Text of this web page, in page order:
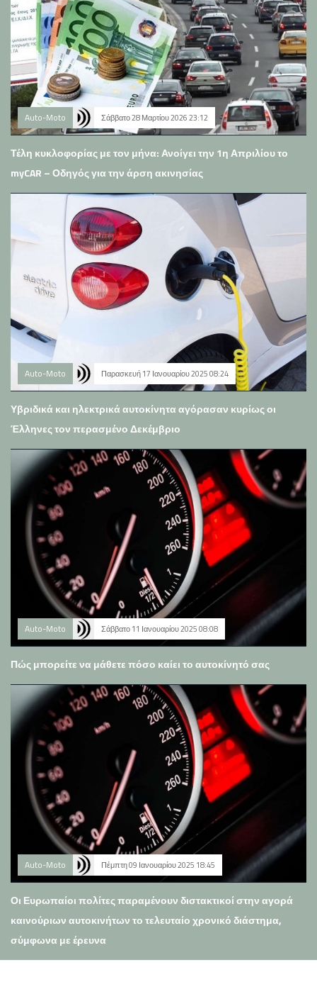
Auto-Moto Σάββατο 28 Μαρτίου 2026 23:12
Τέλη κυκλοφορίας με τον μήνα: Ανοίγει την 1η Απριλίου το
myCAR – Οδηγός για την άρση ακινησίας
Auto-Moto Παρασκευή 17 Ιανουαρίου 2025 08:24
Υβριδικά και ηλεκτρικά αυτοκίνητα αγόρασαν κυρίως οι
Έλληνες τον περασμένο Δεκέμβριο
Auto-Moto Σάββατο 11 Ιανουαρίου 2025 08:08
Πώς μπορείτε να μάθετε πόσο καίει το αυτοκίνητό σας
Auto-Moto Πέμπτη 09 Ιανουαρίου 2025 18:45
Οι Ευρωπαίοι πολίτες παραμένουν διστακτικοί στην αγορά
καινούριων αυτοκινήτων το τελευταίο χρονικό διάστημα,
σύμφωνα με έρευνα